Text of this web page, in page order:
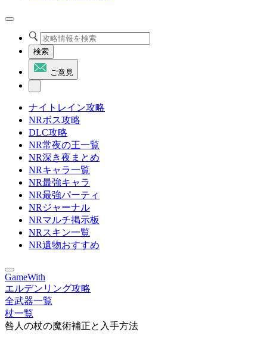
検索
ご意見
ナイトレイン攻略
NRボス攻略
DLC攻略
NR常夜の王一覧
NR深き夜まとめ
NRキャラ一覧
NR最強キャラ
NR最強パーティ
NRジャーナル
NRマルチ掲示板
NRスキン一覧
NR遺物おすすめ
GameWith
エルデンリング攻略
全武器一覧
杖一覧
咎人の杖の魔術補正と入手方法